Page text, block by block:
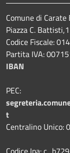
Comune di Carate
Piazza C.
Codice Fiscale:
Partita IVA:
IBAN
PEC:
t
Centralino Unico: